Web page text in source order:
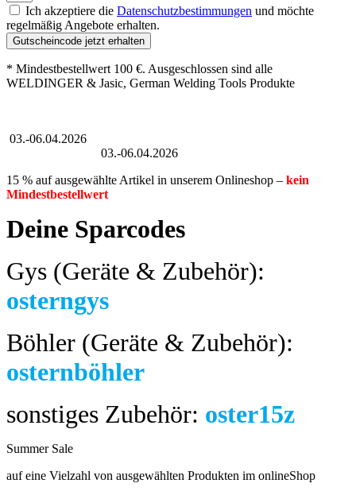
Ich akzeptiere die Datenschutzbestimmungen und möchte
regelmäßig Angebote erhalten.
Gutscheincode jetzt erhalten
* Mindestbestellwert 100 €. Ausgeschlossen sind alle
WELDINGER & Jasic, German Welding Tools Produkte
03.-06.04.2026
03.-06.04.2026
15 % auf ausgewählte Artikel in unserem Onlineshop – kein
Mindestbestellwert
Deine Sparcodes
Gys (Geräte & Zubehör):
osterngys
Böhler (Geräte & Zubehör):
osternböhler
sonstiges Zubehör: oster15z
Summer Sale
auf eine Vielzahl von ausgewählten Produkten im onlineShop